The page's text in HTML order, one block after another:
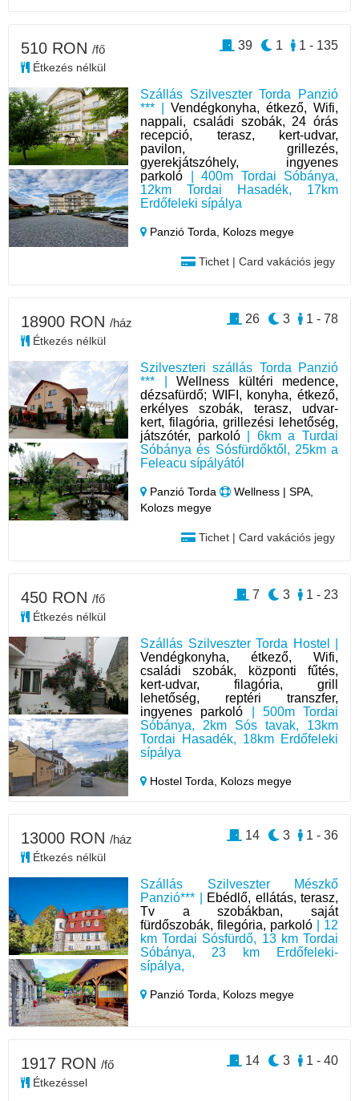
Szállás Szilveszter Torda Panzió
*** |Vendégkonyha, étkező, Wifi,
nappali, családi szobák, 24 órás
recepció, terasz, kert-udvar,
pavilon, grillezés,
gyerekjátszóhely, ingyenes
parkoló | 400m Tordai Sóbánya,
12km Tordai Hasadék, 17km
Erdőfeleki sípálya
Panzió Torda, Kolozs megye
Tichet | Card vakációs jegy
510 RON /fő
Étkezés nélkül
1 - 135
1
39
Szilveszteri szállás Torda Panzió
*** |Wellness kültéri medence,
dézsafürdő; WIFI, konyha, étkező,
erkélyes szobák, terasz, udvar-
kert, filagória, grillezési lehetőség,
játszótér, parkoló| 6km a Turdai
Sóbánya és Sósfürdőktől, 25km a
Feleacu sípályától
Panzió Torda
Wellness | SPA,
Kolozs megye
Tichet | Card vakációs jegy
18900 RON /ház
Étkezés nélkül
1 - 78
3
26
Szállás Szilveszter Torda Hostel |
Vendégkonyha, étkező, Wifi,
családi szobák, központi fűtés,
kert-udvar, filagória, grill
lehetőség, reptéri transzfer,
ingyenes parkoló | 500m Tordai
Sóbánya, 2km Sós tavak, 13km
Tordai Hasadék, 18km Erdőfeleki
sípálya
Hostel Torda, Kolozs megye
450 RON /fő
Étkezés nélkül
1 - 23
3
7
Szállás Szilveszter Mészkő
Panzió*** |
Ebédlő, ellátás, terasz,
Tv a szobákban, saját
fürdőszobák, filegória, parkoló | 12
km Tordai Sósfürdő, 13 km Tordai
Sóbánya, 23 km Erdőfeleki-
sípálya,
Panzió Torda, Kolozs megye
13000 RON /ház
Étkezés nélkül
1 - 36
3
14
1917 RON /fő
Étkezéssel
1 - 40
3
14